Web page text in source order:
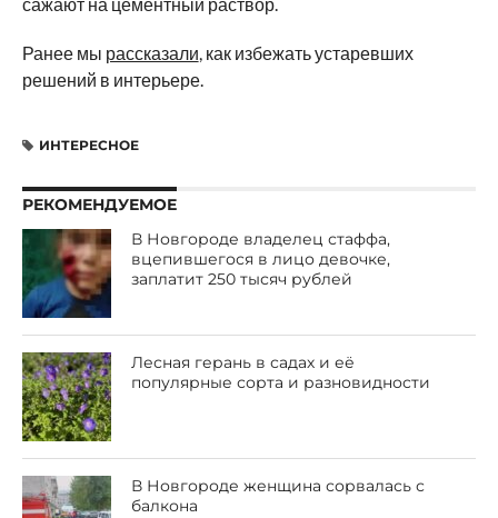
Ранее мы рассказали, как избежать устаревших
решений в интерьере.
ИНТЕРЕСНОЕ
РЕКОМЕНДУЕМОЕ
В Новгороде владелец стаффа,
вцепившегося в лицо девочке,
заплатит 250 тысяч рублей
Лесная герань в садах и её
популярные сорта и разновидности
В Новгороде женщина сорвалась с
балкона